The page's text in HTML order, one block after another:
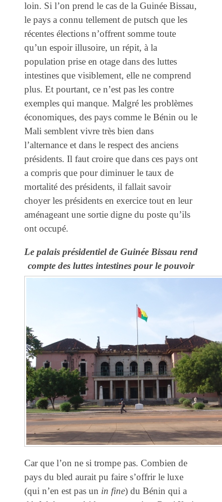
loin. Si l’on prend le cas de la Guinée Bissau,
le pays a connu tellement de putsch que les
récentes élections n’offrent somme toute
qu’un espoir illusoire, un répit, à la
population prise en otage dans des luttes
intestines que visiblement, elle ne comprend
plus. Et pourtant, ce n’est pas les contre
exemples qui manque. Malgré les problèmes
économiques, des pays comme le Bénin ou le
Mali semblent vivre très bien dans
l’alternance et dans le respect des anciens
présidents. Il faut croire que dans ces pays ont
a compris que pour diminuer le taux de
mortalité des présidents, il fallait savoir
choyer les présidents en exercice tout en leur
aménageant une sortie digne du poste qu’ils
ont occupé.
Le palais présidentiel de Guinée Bissau rend
compte des luttes intestines pour le pouvoir
Car que l’on ne si trompe pas. Combien de
pays du bled aurait pu faire s’offrir le luxe
(qui n’en est pas un in fine) du Bénin qui a